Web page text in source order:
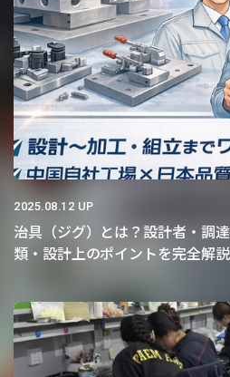
2025.08.12 UP
治具（ジグ）とは？設計者・調
類・設計上のポイントを完全解説